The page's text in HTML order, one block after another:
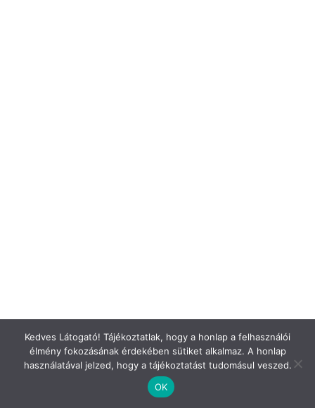
Kedves Látogató! Tájékoztatlak, hogy a honlap a felhasználói
élmény fokozásának érdekében sütiket alkalmaz. A honlap
használatával jelzed, hogy a tájékoztatást tudomásul veszed.
OK